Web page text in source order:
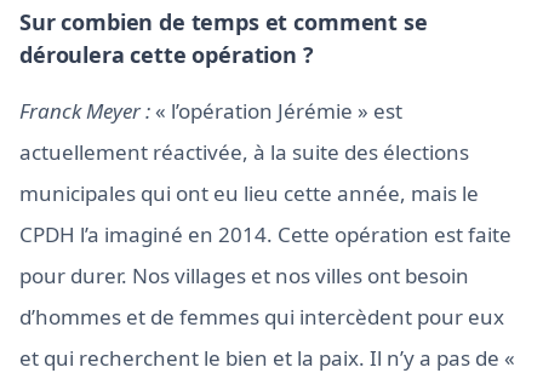
Sur combien de temps et comment se
déroulera cette opération ?
Franck Meyer :« l’opération Jérémie » est
actuellement réactivée, à la suite des élections
municipales qui ont eu lieu cette année, mais le
CPDH l’a imaginé en 2014. Cette opération est faite
pour durer. Nos villages et nos villes ont besoin
d’hommes et de femmes qui intercèdent pour eux
et qui recherchent le bien et la paix. Il n’y a pas de «